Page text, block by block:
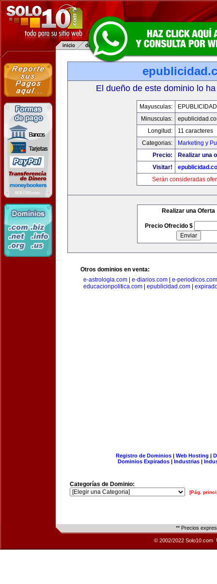
El dueño de este dominio lo
Mayusculas:
Minusculas:
Longitud:
11 caracteres
Categorias:
Marketing y
Precio:
Realizar una
Visitar!
Serán consideradas
Realizar una Oferta
Precio Ofrecido $
Otros dominios en venta:
e-astrologia.com
e-diarios.com
e-periodicos.com
educacionpolitica.com
epublicidad.com
Registro de Dominios| Web Hosting |
Dominios Expirados | Industrias |
Categorías de Dominio:
[Pág.
** Precios
© 2002/2022 Solo10.com